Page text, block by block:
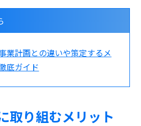
業計画との違いや策定するメ
底ガイド
取り組むメリット